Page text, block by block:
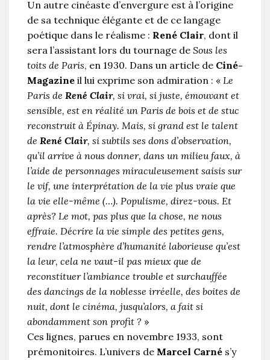
Un autre cinéaste d’envergure est à l’origine
de sa technique élégante et de ce langage
poétique dans le réalisme : René Clair, dont il
sera l’assistant lors du tournage de Sous les
toits de Paris, en 1930. Dans un article de Ciné-
Magazine il lui exprime son admiration : « Le
Paris de René Clair, si vrai, si juste, émouvant et
sensible, est en réalité un Paris de bois et de stuc
reconstruit à Épinay. Mais, si grand est le talent
de René Clair, si subtils ses dons d’observation,
qu’il arrive à nous donner, dans un milieu faux, à
l’aide de personnages miraculeusement saisis sur
le vif, une interprétation de la vie plus vraie que
la vie elle-même (…). Populisme, direz-vous. Et
après? Le mot, pas plus que la chose, ne nous
effraie. Décrire la vie simple des petites gens,
rendre l’atmosphère d’humanité laborieuse qu’est
la leur, cela ne vaut-il pas mieux que de
reconstituer l’ambiance trouble et surchauffée
des dancings de la noblesse irréelle, des boites de
nuit, dont le cinéma, jusqu’alors, a fait si
abondamment son profit ? »
Ces lignes, parues en novembre 1933, sont
prémonitoires. L’univers de Marcel Carné s’y